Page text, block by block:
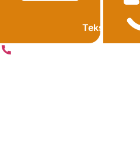
Tekst kleiner